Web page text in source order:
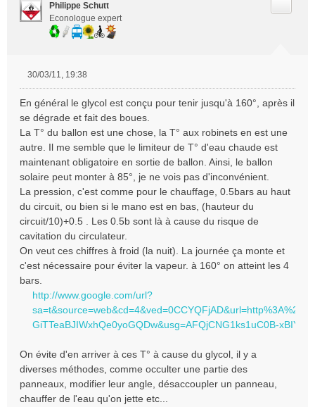
Philippe Schutt
Econologue expert
s
s
a
g
e
n
n
l
u
30/03/11, 19:38
En général le glycol est conçu pour tenir jusqu'à 160°, après il
se dégrade et fait des boues.
La T° du ballon est une chose, la T° aux robinets en est une
autre. Il me semble que le limiteur de T° d'eau chaude est
maintenant obligatoire en sortie de ballon. Ainsi, le ballon
solaire peut monter à 85°, je ne vois pas d'inconvénient.
La pression, c'est comme pour le chauffage, 0.5bars au haut
du circuit, ou bien si le mano est en bas, (hauteur du
circuit/10)+0.5 . Les 0.5b sont là à cause du risque de
cavitation du circulateur.
On veut ces chiffres à froid (la nuit). La journée ça monte et
c'est nécessaire pour éviter la vapeur. à 160° on atteint les 4
bars.
http://www.google.com/url?
GiTTeaBJIWxhQe0yoGQDw&usg=AFQjCNG1ks1uC0B-
On évite d'en arriver à ces T° à cause du glycol, il y a
diverses méthodes, comme occulter une partie des
panneaux, modifier leur angle, désaccoupler un panneau,
chauffer de l'eau qu'on jette etc...